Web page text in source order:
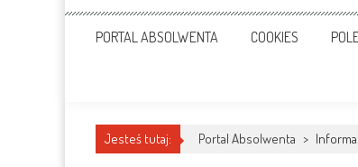
PORTAL ABSOLWENTA COOKIES
Jesteś tutaj: Portal Absolwenta >